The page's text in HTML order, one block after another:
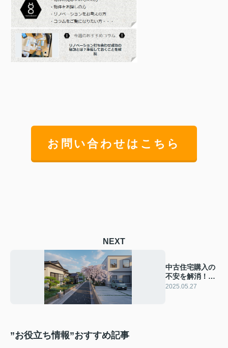
お問い合わせはこちら
NEXT
中古住宅購入の
不安を解消！契
約時の注意点を
2025.05.27
”お役立ち情報”おすすめ記事